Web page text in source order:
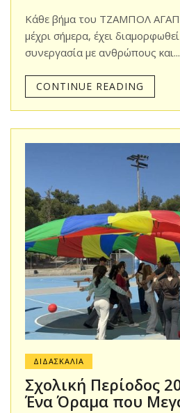
Κάθε βήμα του ΤΖΑΜΠΟΛ
μέχρι σήμερα, έχει
συνεργασία με ανθρώπους και...
CONTINUE READING
ΔΙΔΑΣΚΑΛΙΑ
Σχολική Περίοδος
Ένα Όραμα που